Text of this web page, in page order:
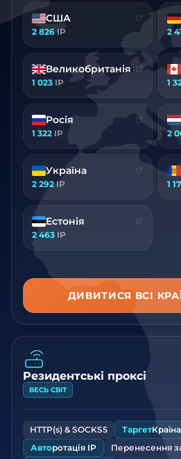
США
2 826 IP 2
Великобританія
1 023 IP 1
Росія
1 322 IP 2
Україна
2 292 IP 1
Естонія
2 463 IP
ДИВИТИСЯ ВСІ
Резидентські проксі
ВЕСЬ СВІТ
HTTP(s) & SOCKS5 Таргет
Авторотація IP
Перенесення